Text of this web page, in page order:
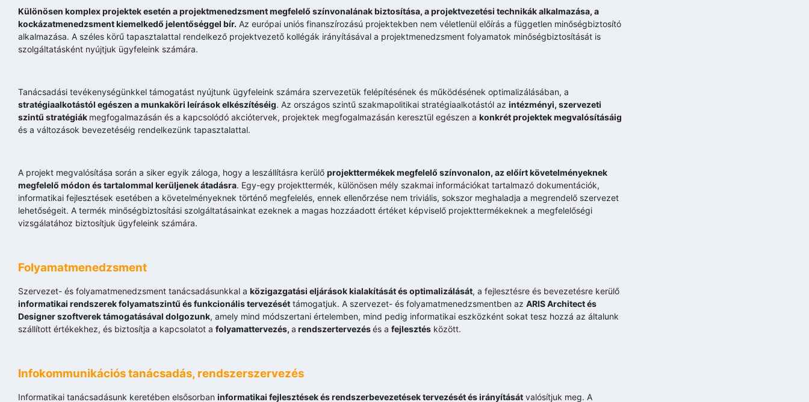
Különösen komplex projektek esetén a projektmenedzsment megfelelő színvonalának biztosítása, a projektvezetési technikák alkalmazása, a
kockázatmenedzsment kiemelkedő jelentőséggel bír. Az európai uniós finanszírozású projektekben nem véletlenül előírás a független minőségbiztosító
alkalmazása. A széles körű tapasztalattal rendelkező projektvezető kollégák irányításával a projektmenedzsment folyamatok minőségbiztosítását is
szolgáltatásként nyújtjuk ügyfeleink számára.
Tanácsadási tevékenységünkkel támogatást nyújtunk ügyfeleink számára szervezetük felépítésének és működésének optimalizálásában, a
stratégiaalkotástól egészen a munkaköri leírások elkészítéséig. Az országos szintű szakmapolitikai stratégiaalkotástól az intézményi, szervezeti
szintű stratégiák megfogalmazásán és a kapcsolódó akciótervek, projektek megfogalmazásán keresztül egészen a konkrét projektek megvalósításáig
és a változások bevezetéséig rendelkezünk tapasztalattal.
A projekt megvalósítása során a siker egyik záloga, hogy a leszállításra kerülő projekttermékek megfelelő színvonalon, az előírt követelményeknek
megfelelő módon és tartalommal kerüljenek átadásra. Egy-egy projekttermék, különösen mély szakmai információkat tartalmazó dokumentációk,
informatikai fejlesztések esetében a követelményeknek történő megfelelés, ennek ellenőrzése nem triviális, sokszor meghaladja a megrendelő szervezet
lehetőségeit. A termék minőségbiztosítási szolgáltatásainkat ezeknek a magas hozzáadott értéket képviselő projekttermékeknek a megfelelőségi
vizsgálatához biztosítjuk ügyfeleink számára.
Folyamatmenedzsment
Szervezet- és folyamatmenedzsment tanácsadásunkkal a közigazgatási eljárások kialakítását és optimalizálását, a fejlesztésre és bevezetésre kerülő
informatikai rendszerek folyamatszintű és funkcionális tervezését támogatjuk. A szervezet- és folyamatmenedzsmentben az ARIS Architect és
Designer szoftverek támogatásával dolgozunk, amely mind módszertani értelemben, mind pedig informatikai eszközként sokat tesz hozzá az általunk
szállított értékekhez, és biztosítja a kapcsolatot a folyamattervezés, a rendszertervezésés a fejlesztés között.
Infokommunikációs tanácsadás, rendszerszervezés
Informatikai tanácsadásunk keretében elsősorban informatikai fejlesztések és rendszerbevezetések tervezését és irányítását valósítjuk meg. A